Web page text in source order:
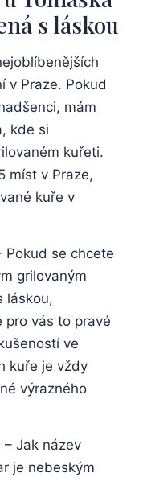
s láskou
v Praze. Pokud​
mám
kde si
kuřeti.
míst v Praze,
kuře v
Pokud ‍se​ chcete
grilovaným
láskou,
pro vás to ⁢pravé
ve
kuře je vždy
výrazného
– ⁢Jak název
je nebeským